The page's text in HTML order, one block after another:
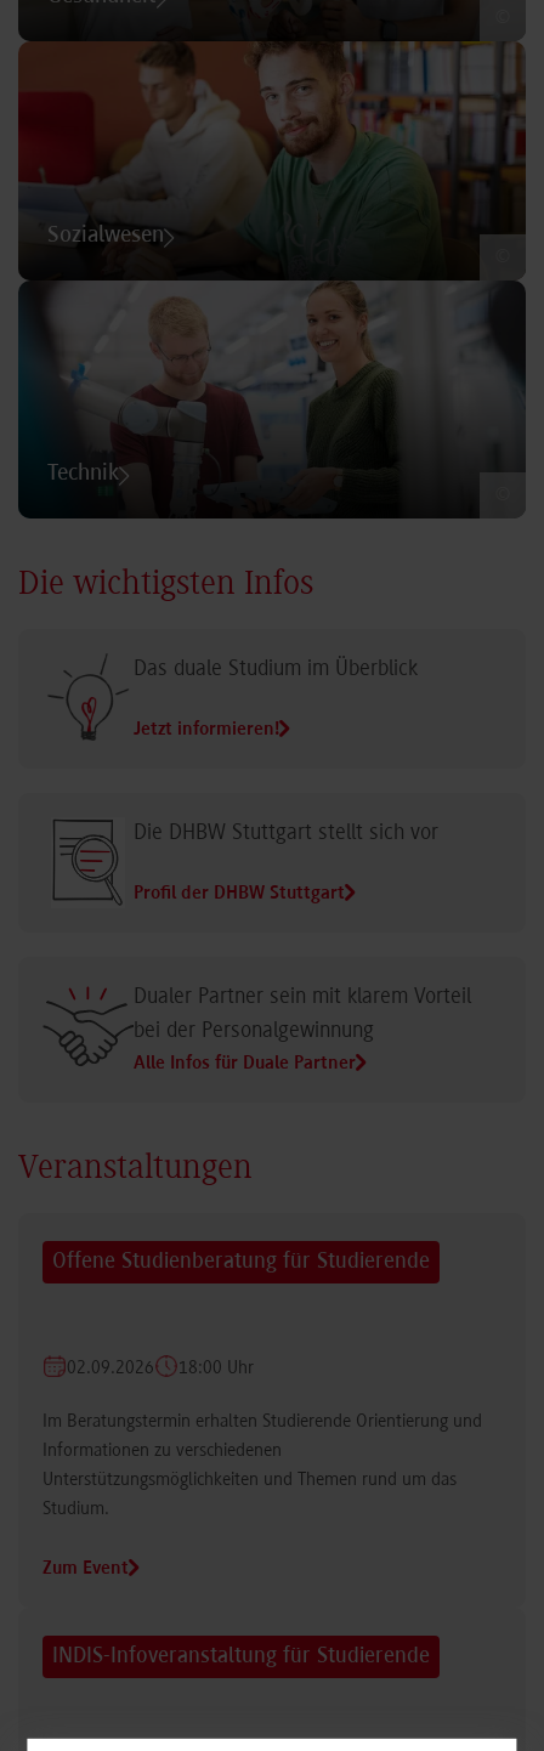
Sozialwesen
Technik
Die wichtigsten Infos
Das duale Studium im Überblick
Jetzt informieren!
Die DHBW Stuttgart stellt sich vor
Profil der DHBW Stuttgart
Dualer Partner sein mit klarem Vorteil
bei der Personalgewinnung
Alle Infos für Duale Partner
Veranstaltungen
Offene Studienberatung für Studierende
02.09.2026 18:00 Uhr
Im Beratungstermin erhalten Studierende Orientierung und
Informationen zu verschiedenen
Unterstützungsmöglichkeiten und Themen rund um das
Studium.
Zum Event
INDIS-Infoveranstaltung für Studierende